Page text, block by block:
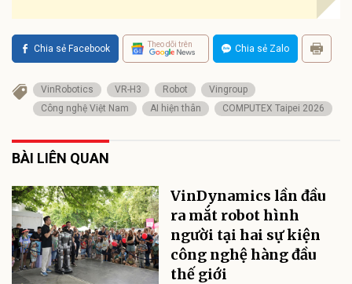
Chia sẻ Facebook Theo dõi trên Chia sẻ Zalo
VinRobotics VR-H3 Robot
Vingroup
Công nghệ Việt Nam
AI hiện thân COMPUTEX Taipei 2026
BÀI LIÊN QUAN
VinDynamics lần đầu
ra mắt robot hình
người tại hai sự kiện
công nghệ hàng đầu
thế giới